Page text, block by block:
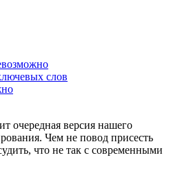
слов
очередная версия нашего
Чем не повод присесть
что не так с современными